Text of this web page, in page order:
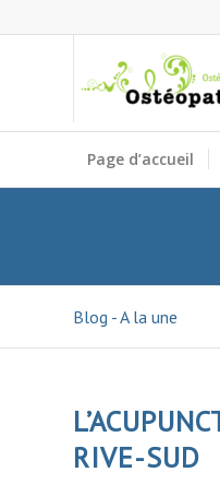
Page d’accueil
Blog - A la une
RIVE-SUD